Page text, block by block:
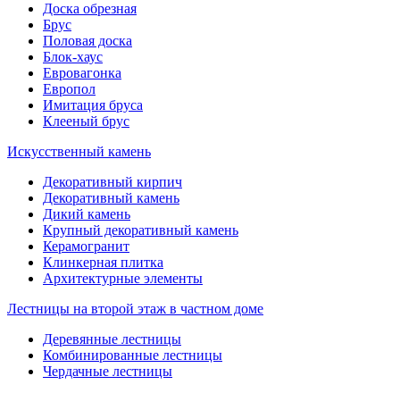
Доска обрезная
Брус
Половая доска
Блок-хаус
Евровагонка
Европол
Имитация бруса
Клееный брус
Искусственный камень
Декоративный кирпич
Декоративный камень
Дикий камень
Крупный декоративный камень
Керамогранит
Клинкерная плитка
Архитектурные элементы
Лестницы на второй этаж в частном доме
Деревянные лестницы
Комбинированные лестницы
Чердачные лестницы